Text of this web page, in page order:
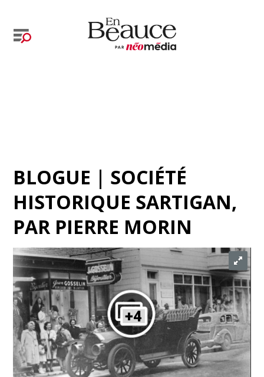
BLOGUE | SOCIÉTÉ
HISTORIQUE SARTIGAN,
PAR PIERRE MORIN